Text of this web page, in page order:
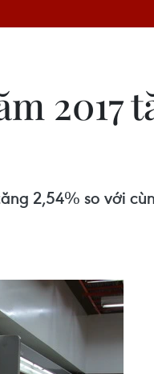
2017
2,54% so với